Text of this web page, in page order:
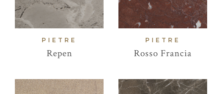
PIETRE
Repen
PIETRE
Rosso Francia